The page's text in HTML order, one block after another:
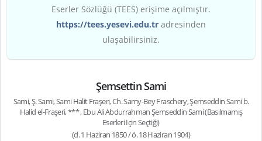
Eserler Sözlüğü (TEES) erişime açılmıştır.
https://tees.yesevi.edu.tr adresinden
ulaşabilirsiniz.
Şemsettin Sami
Sami, Ş. Sami, Sami Halit Fraşeri, Ch. Samy-Bey Fraschery, Şemseddin Sami b.
Halid el-Fraşeri, *** , Ebu Ali Abdurrahman Şemseddin Sami (Basılmamış
Eserleri İçin Seçtiği)
(d. 1 Haziran 1850 / ö. 18 Haziran 1904)